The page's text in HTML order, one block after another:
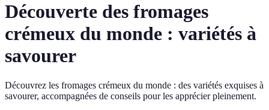
Découverte des fromages
crémeux du monde : variétés à
savourer
Découvrez les fromages crémeux du monde : des variétés exquises à
savourer, accompagnées de conseils pour les apprécier pleinement.